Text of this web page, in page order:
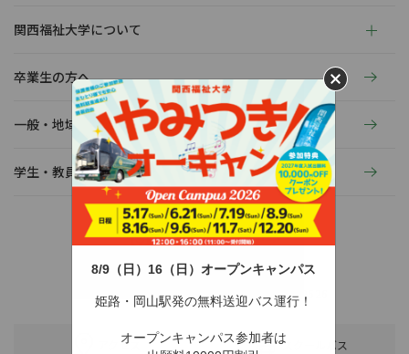
8/9（日）16（日）オープンキャンパス
姫路・岡山駅発の無料送迎バス運行！
オープンキャンパス参加者は
関西福祉大学について
卒業生の方へ
一般・地域の方へ
学生・教員の活動
〒678-0255 兵庫県赤穂市新田380-3
TEL：0791-46-2525（代）FAX：0791-46-2526
アクセス スクールバス